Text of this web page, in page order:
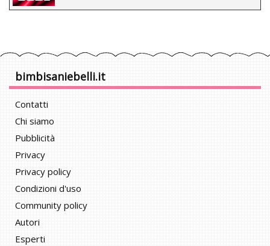
bimbisaniebelli.it
Contatti
Chi siamo
Pubblicità
Privacy
Privacy policy
Condizioni d'uso
Community policy
Autori
Esperti